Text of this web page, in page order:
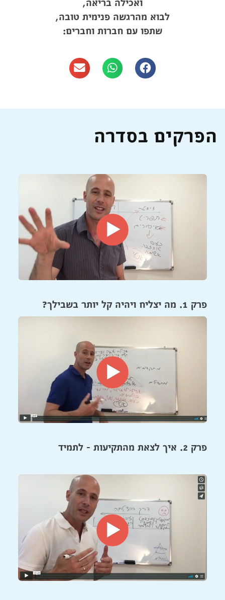
ואכילה בריאה,
לבוא מהרגשה פנימית טובה,
שתפו עם חברות וחברים:
הפרקים בסדרה
פרק 1. מה יצליח ויהיה קל יותר בשבילך?
פרק 2. איך לצאת מהתקיעות - לתמיד